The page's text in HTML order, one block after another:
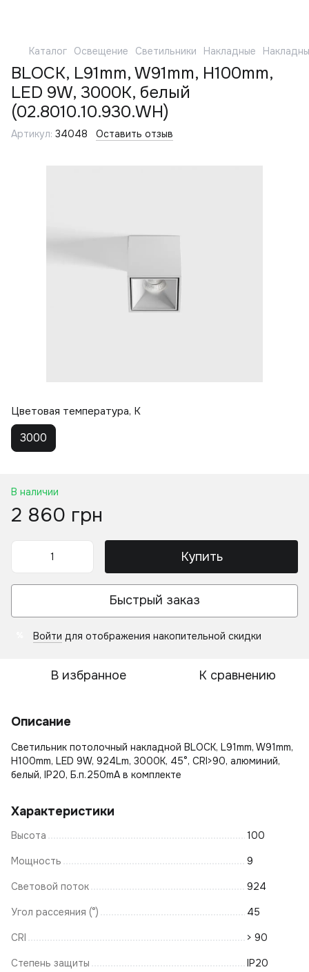
Каталог Освещение Светильники Накладные
BLOCK, L91mm, W91mm, H100mm,
LED 9W, 3000К, белый
(02.8010.10.930.WH)
Артикул: 34048 Оставить отзыв
Цветовая температура, K
3000
В наличии
2 860 грн
Купить
Быстрый заказ
Войти для отображения накопительной скидки
В избранное К сравнению
Описание
Светильник потолочный накладной BLOCK, L91mm, W91mm,
H100mm, LED 9W, 924Lm, 3000К, 45°, CRI>90, алюминий,
белый, IP20, Б.п.250mA в комплекте
Характеристики
Высота 100
Мощность 9
Световой поток 924
Угол рассеяния (°) 45
CRI > 90
Степень защиты IP20